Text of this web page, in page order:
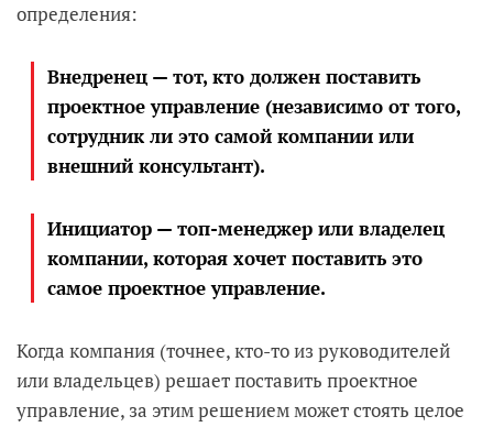
определения:
Внедренец — тот, кто должен поставить
проектное управление (независимо от того,
сотрудник ли это самой компании или
внешний консультант).
Инициатор — топ-менеджер или владелец
компании, которая хочет поставить это
самое проектное управление.
Когда компания (точнее, кто-то из руководителей
или владельцев) решает поставить проектное
управление, за этим решением может стоять целое